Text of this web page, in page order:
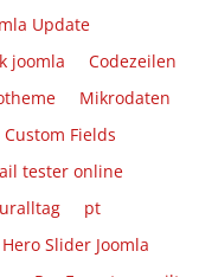
Update
joomla
Codezeilen
Mikrodaten
Custom Fields
tester online
pt
Hero Slider Joomla